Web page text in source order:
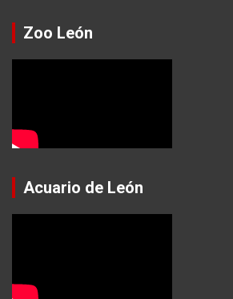
Zoo León
Acuario de León